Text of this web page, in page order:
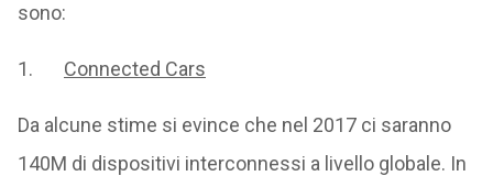
sono:
1. Connected Cars
Da alcune stime si evince che nel 2017 ci saranno
140M di dispositivi interconnessi a livello globale. In